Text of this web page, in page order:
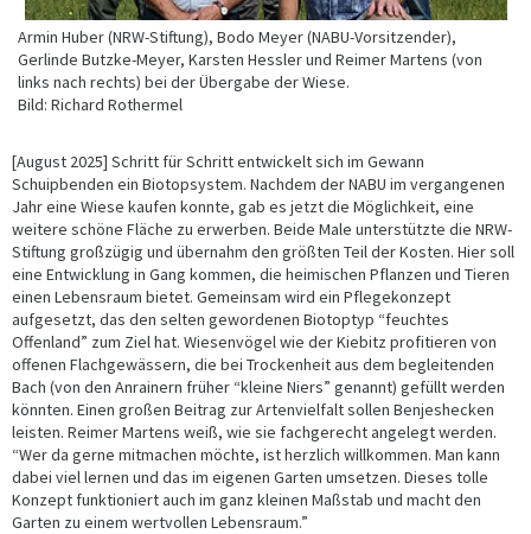
Armin Huber (NRW-Stiftung), Bodo Meyer (NABU-Vorsitzender),
Gerlinde Butzke-Meyer, Karsten Hessler und Reimer Martens (von
links nach rechts) bei der Übergabe der Wiese.
Bild: Richard Rothermel
[August 2025] Schritt für Schritt entwickelt sich im Gewann
Schuipbenden ein Biotopsystem. Nachdem der NABU im vergangenen
Jahr eine Wiese kaufen konnte, gab es jetzt die Möglichkeit, eine
weitere schöne Fläche zu erwerben. Beide Male unterstützte die NRW-
Stiftung großzügig und übernahm den größten Teil der Kosten. Hier soll
eine Entwicklung in Gang kommen, die heimischen Pflanzen und Tieren
einen Lebensraum bietet. Gemeinsam wird ein Pflegekonzept
aufgesetzt, das den selten gewordenen Biotoptyp “feuchtes
Offenland” zum Ziel hat. Wiesenvögel wie der Kiebitz profitieren von
offenen Flachgewässern, die bei Trockenheit aus dem begleitenden
Bach (von den Anrainern früher “kleine Niers” genannt) gefüllt werden
könnten. Einen großen Beitrag zur Artenvielfalt sollen Benjeshecken
leisten. Reimer Martens weiß, wie sie fachgerecht angelegt werden.
“Wer da gerne mitmachen möchte, ist herzlich willkommen. Man kann
dabei viel lernen und das im eigenen Garten umsetzen. Dieses tolle
Konzept funktioniert auch im ganz kleinen Maßstab und macht den
Garten zu einem wertvollen Lebensraum.”